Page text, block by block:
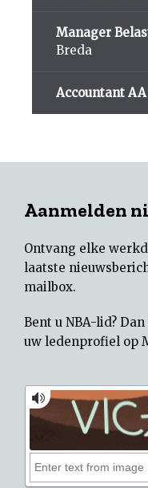
Manager
Breda
Accountant
Aanmelden
Ontvang elke
laatste
mailbox.
Bent u NBA-lid?
uw ledenprofiel op